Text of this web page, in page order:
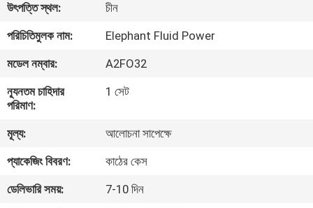
আমাদের
সম্পর্কে
কারখানা
ভ্রমণ
মান
নিয়ন্ত্রণ
উৎপত্তি স্থল:
চীন
পরিচিতিমুলক নাম:
Elephant Fluid Power
মডেল নম্বার:
A2FO32
ন্যূনতম চাহিদার
পরিমাণ:
1 সেট
মূল্য:
আলোচনা সাপেক্ষে
প্যাকেজিং বিবরণ:
কাঠের কেস
ডেলিভারি সময়:
7-10 দিন